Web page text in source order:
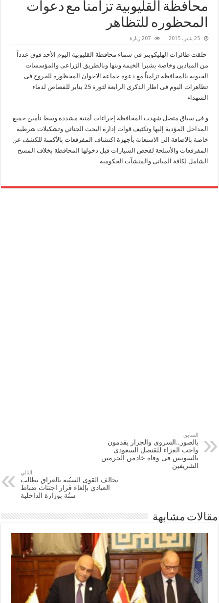
محافظة القليوبية تزامنا مع دعوات
المحظوره للتظاهر
25 يناير، 2015 207 زيارة
حلقت طائرات الهليكوبتر في سماء محافظة القليوبية اليوم الأحد فوق عدداً
من الميادين وخاصة بشبرا الخيمة وبنها وبالطريق الزراعى والمؤسسات
الحيوية بالمحافظة تزامناً مع دعوة جماعة الاخوان المحظورة للخروج فى
تظاهرات اليوم فى اطار الذكرى الرابعة لثورة 25 يناير للقصاص لدماء
الشهداء
و فى سياق متصل شهدت المحافظة إجراءات أمنية مشددة وسط تأمين جميع
المداخل المؤدية إليها وتكثيف قوات إدارة البحث الجنائي وتشكيلات شرطية
خاصة بالاضافة الى الاستعانة بأجهزة اكتشاف المفرقعات بالأكمنة للكشف عن
المفرقعات والأسلحة لفحص السيارات قبل دخولها المحافظة بخلاف المسح
الشامل لكافة المبانى والمنشآت الحكومية
السابق
بالصور..السروى والجزار يقدمون
واجب العزاء للقنصل السعودى
بالسويس فى وفاة خادمن الحرمين
الشريفين
التالي
تحالف القوى السنُية بالعراق يطالب
‫‏العبادي‬ بإلغاء قرار اجتثاث ضباط
سنُة بوزارة ‫‏الداخلية‬
مقالات مشابهة